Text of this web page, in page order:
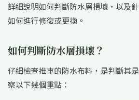
詳細說明如何判斷防水層損壞，以及
如何進行修復或更換。
如何判斷防水層損壞？
仔細檢查推車的防水布料，是判斷其
察以下幾個重點：